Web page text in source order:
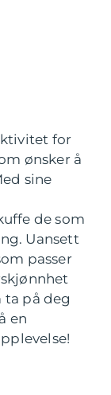
for
ønsker å
sine
de som
Uansett
passer
ta på deg
en